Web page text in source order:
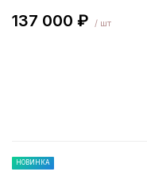
137 000 ₽ / шт
НОВИНКА